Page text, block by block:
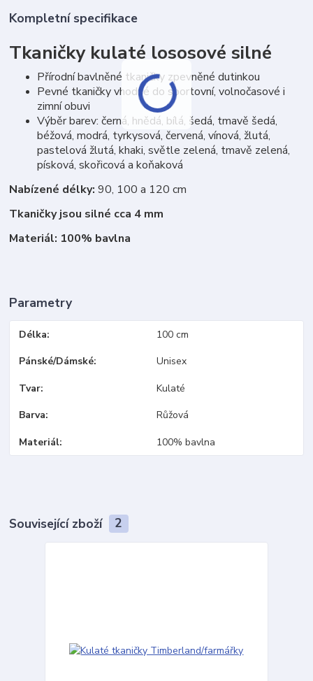
Kompletní specifikace
Tkaničky kulaté lososové silné
Přírodní bavlněné tkaničky zpevněné dutinkou
Pevné tkaničky vhodné do sportovní, volnočasové i
zimní obuvi
Výběr barev: černá, hnědá, bílá, šedá, tmavě šedá,
béžová, modrá, tyrkysová, červená, vínová, žlutá,
pastelová žlutá, khaki, světle zelená, tmavě zelená,
písková, skořicová a koňaková
Nabízené délky: 90, 100 a 120 cm
Tkaničky jsou silné cca 4 mm
Materiál: 100% bavlna
Parametry
Délka 100 cm
Pánské/Dámské Unisex
Tvar Kulaté
Barva Růžová
Materiál 100% bavlna
Související zboží 2